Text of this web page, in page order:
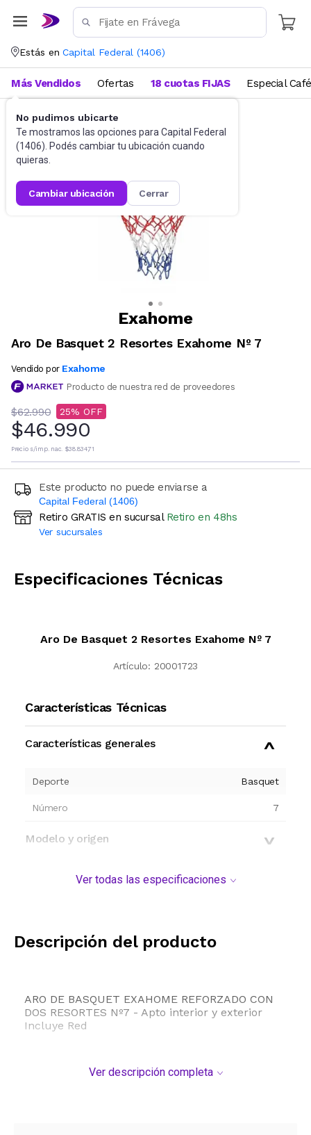
Estás en Capital Federal (1406)
No pudimos ubicarte
Te mostramos las opciones para Capital Federal
(1406). Podés cambiar tu ubicación cuando
quieras.
cambiar ubicación cerrar
Más Vendidos Ofertas 18 cuotas FIJAS Especial Café
Juegos de aire libre
Exahome
Aro De Basquet 2 Resortes Exahome Nº 7
Vendido por Exahome
Producto de nuestra red de proveedores
$62.990 25
$46.990
Precio s/imp. nac. $38.834,71
Este producto no puede enviarse a
Capital Federal (1406)
Ingresá código postal (sólo números)
Retiro GRATIS en sucursal Retiro en 48hs
Ver sucursales
Especificaciones Técnicas
Aro De Basquet 2 Resortes Exahome Nº 7
Artículo: 20001723
Características Técnicas
Características generales
Deporte Basquet
Número 7
Modelo y origen
Ver todas las especificaciones
Descripción del producto
ARO DE BASQUET EXAHOME REFORZADO CON
DOS RESORTES Nº7 - Apto interior y exterior
Incluye Red
Ver descripción completa